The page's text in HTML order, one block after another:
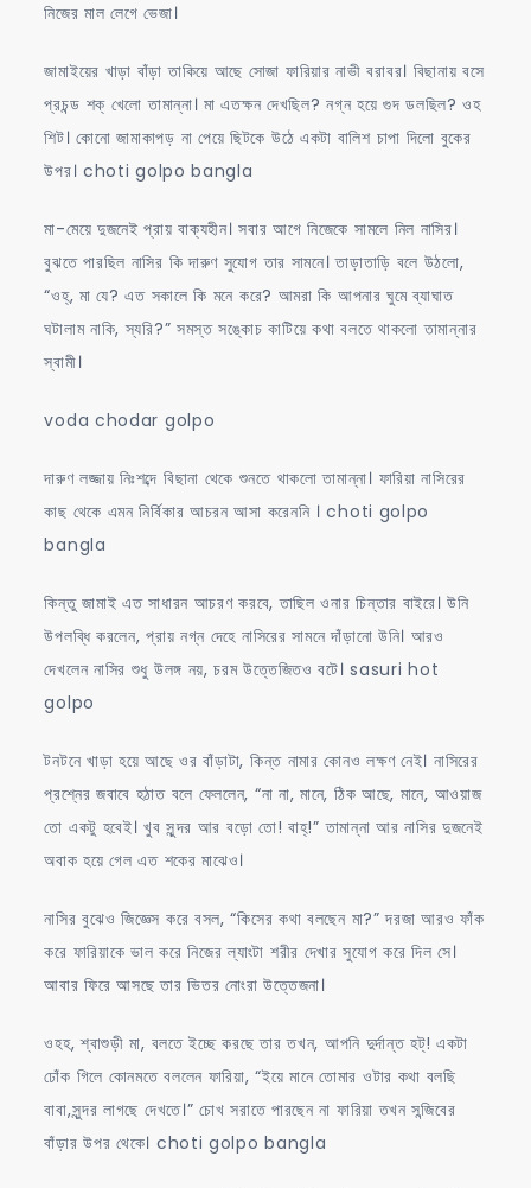
নিজের মাল লেগে ভেজা।
জামাইয়ের খাড়া বাঁড়া তাকিয়ে আছে সোজা ফারিয়ার নাভী বরাবর। বিছানায় বসে
প্রচন্ড শক্ খেলো তামান্না। মা এতক্ষন দেখছিল? নগ্ন হয়ে গুদ ডলছিল? ওহ
শিট। কোনো জামাকাপড় না পেয়ে ছিটকে উঠে একটা বালিশ চাপা দিলো বুকের
উপর। choti golpo bangla
মা-মেয়ে দুজনেই প্রায় বাক্যহীন। সবার আগে নিজেকে সামলে নিল নাসির।
বুঝতে পারছিল নাসির কি দারুণ সুযোগ তার সামনে। তাড়াতাড়ি বলে উঠলো,
“ওহ্, মা যে? এত সকালে কি মনে করে? আমরা কি আপনার ঘুমে ব্যাঘাত
ঘটালাম নাকি, স্যরি?” সমস্ত সঙ্কোচ কাটিয়ে কথা বলতে থাকলো তামান্নার
স্বামী।
voda chodar golpo
দারুণ লজ্জায় নিঃশব্দে বিছানা থেকে শুনতে থাকলো তামান্না। ফারিয়া নাসিরের
কাছ থেকে এমন নির্বিকার আচরন আসা করেননি । choti golpo
bangla
কিন্তু জামাই এত সাধারন আচরণ করবে, তাছিল ওনার চিন্তার বাইরে। উনি
উপলব্ধি করলেন, প্রায় নগ্ন দেহে নাসিরের সামনে দাঁড়ানো উনি। আরও
দেখলেন নাসির শুধু উলঙ্গ নয়, চরম উত্তেজিতও বটে। sasuri hot
golpo
টনটনে খাড়া হয়ে আছে ওর বাঁড়াটা, কিন্ত নামার কোনও লক্ষণ নেই। নাসিরের
প্রশ্নের জবাবে হঠাত বলে ফেললেন, “না না, মানে, ঠিক আছে, মানে, আওয়াজ
তো একটু হবেই। খুব সুন্দর আর বড়ো তো! বাহ্!” তামান্না আর নাসির দুজনেই
অবাক হয়ে গেল এত শকের মাঝেও।
নাসির বুঝেও জিজ্ঞেস করে বসল, “কিসের কথা বলছেন মা?” দরজা আরও ফাঁক
করে ফারিয়াকে ভাল করে নিজের ল্যাংটা শরীর দেখার সুযোগ করে দিল সে।
আবার ফিরে আসছে তার ভিতর নোংরা উত্তেজনা।
ওহহ, শ্বাশুড়ী মা, বলতে ইচ্ছে করছে তার তখন, আপনি দুর্দান্ত হট্! একটা
ঢোঁক গিলে কোনমতে বললেন ফারিয়া, “ইয়ে মানে তোমার ওটার কথা বলছি
বাবা,সুন্দর লাগছে দেখতে।” চোখ সরাতে পারছেন না ফারিয়া তখন সন্জিবের
বাঁড়ার উপর থেকে। choti golpo bangla